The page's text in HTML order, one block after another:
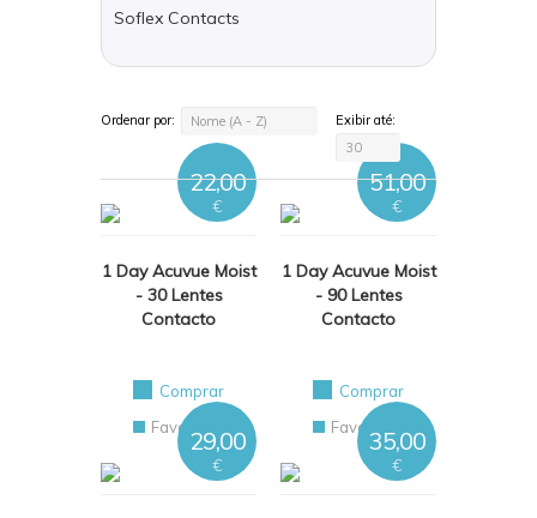
Soflex Contacts
Ordenar por: Nome (A - Z)
Exibir até:
30
1 Day Acuvue Moist
- 30 Lentes
Contacto
22,00
€
Comprar
Favoritos
1 Day Acuvue Moist
- 90 Lentes
Contacto
51,00
€
Comprar
Favoritos
29,00
€
35,00
€